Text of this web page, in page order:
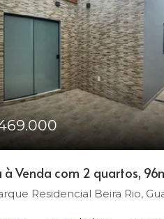
à Venda com 2 quartos,
Residencial Beira Rio,